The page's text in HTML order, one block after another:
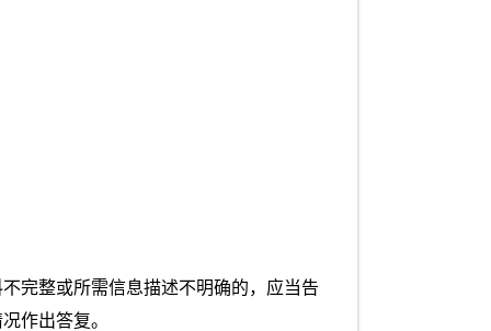
完整或所需信息描述不明确的，应当告
作出答复。